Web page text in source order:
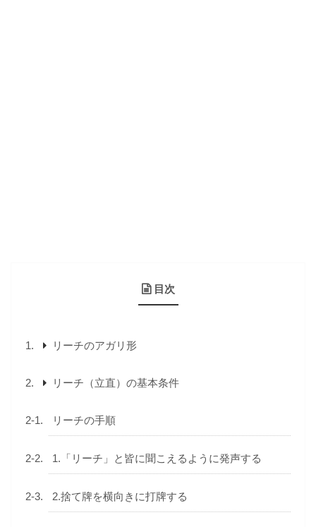
目次
リーチのアガリ形
リーチ（立直）の基本条件
リーチの手順
1.「リーチ」と皆に聞こえるように発声する
2.捨て牌を横向きに打牌する